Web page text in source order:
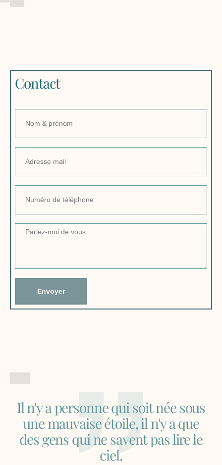
Contact
Nom
Email
Address
Phone
Number
Message
Envoyer
Alternative:
Il n'y a personne qui soit née sous
une mauvaise étoile, il n'y a que
des gens qui ne savent pas lire le
ciel.